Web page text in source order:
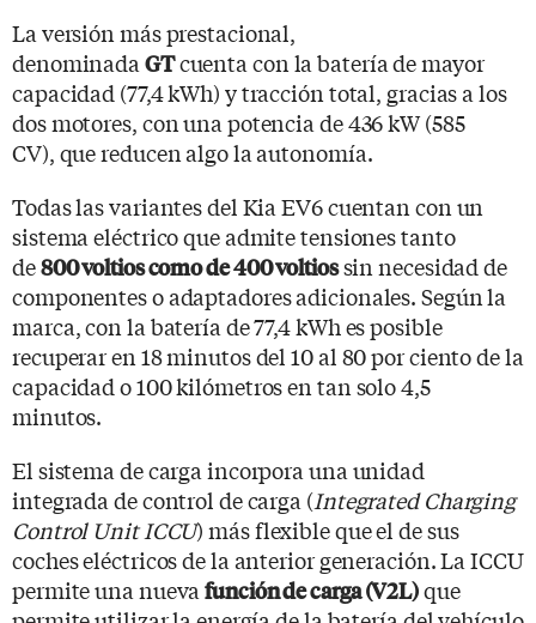
La versión más prestacional,
denominada GTcuenta con la batería de mayor
capacidad (77,4 kWh) y tracción total, gracias a los
dos motores, con una potencia de 436 kW (585
CV), que reducen algo la autonomía.
Todas las variantes del Kia EV6 cuentan con un
sistema eléctrico que admite tensiones tanto
de800 voltios como de 400 voltiossin necesidad de
componentes o adaptadores adicionales. Según la
marca, con la batería de 77,4 kWh es posible
recuperar en 18 minutos del 10 al 80 por ciento de la
capacidad o 100 kilómetros en tan solo 4,5
minutos.
El sistema de carga incorpora una unidad
integrada de control de carga (Integrated Charging
Control Unit ICCU) más flexible que el de sus
coches eléctricos de la anterior generación. La ICCU
permite una nuevafunción de carga (V2L)que